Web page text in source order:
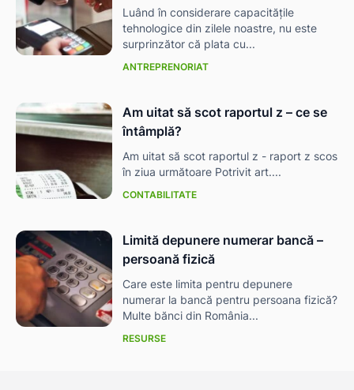
Luând în considerare capacitățile
tehnologice din zilele noastre, nu este
surprinzător că plata cu...
ANTREPRENORIAT
Am uitat să scot raportul z – ce se
întâmplă?
Am uitat să scot raportul z - raport z scos
în ziua următoare Potrivit art....
CONTABILITATE
Limită depunere numerar bancă –
persoană fizică
Care este limita pentru depunere
numerar la bancă pentru persoana fizică?
Multe bănci din România...
RESURSE